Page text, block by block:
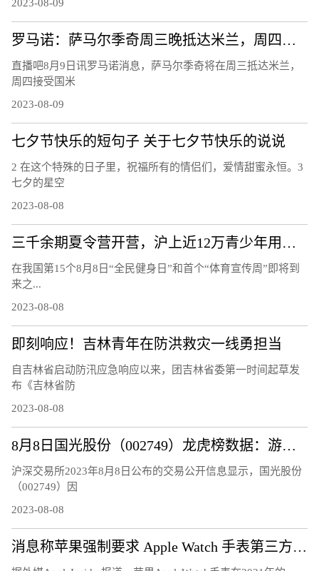
2023-08-09
罗马诺：萨马尔季奇周三晚抵达米兰，周四上午接受国米体检
直播吧8月9日讯罗马诺消息，萨马尔季奇将在周三抵达米兰，
周四接受国米
2023-08-09
七夕节快乐的短句子 关于七夕节快乐的说说
2 在这个特殊的日子里，祝福所有的情侣们，爱情甜蜜永恒。3
七夕的星空
2023-08-08
三千余期夏令营开营，沪上近12万青少年用运动欢度暑假
在我国第15个8月8日“全民健身日”和首个“体育宣传周”即将到
来之...
2023-08-08
即刻响应！吉林青年在防洪救灾一线勇担当
自吉林省启动防汛应急响应以来，团吉林省委第一时间起草发
布《吉林省防
2023-08-08
8月8日国光股份（002749）龙虎榜数据：游资量化打板上榜
沪深交易所2023年8月8日公布的交易公开信息显示，国光股份
（002749）因
2023-08-08
消息称苹果强制要求 Apple Watch 手表第三方充电器换用官方快充模块